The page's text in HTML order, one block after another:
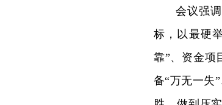
会议强
标，以最硬
靠”、资金项
备“万无一失